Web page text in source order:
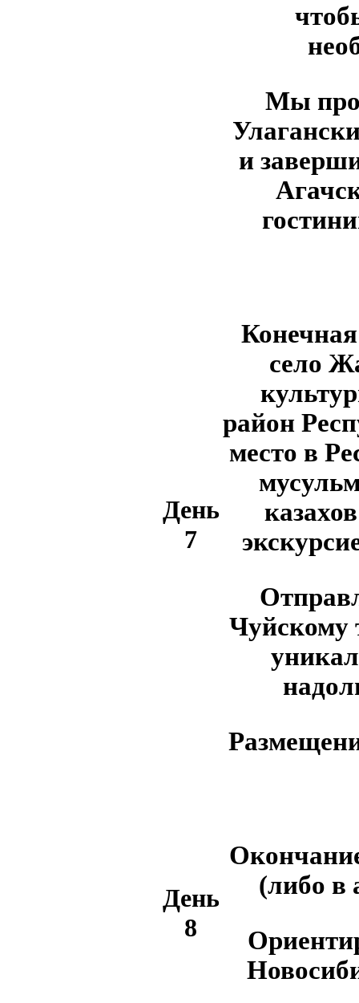
Мы
и
День
7
село
район
место в
Чуйскому
День
8
(либо в